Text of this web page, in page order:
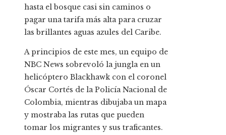
hasta el bosque casi sin caminos o
pagar una tarifa más alta para cruzar
las brillantes aguas azules del Caribe.
A principios de este mes, un equipo de
NBC News sobrevoló la jungla en un
helicóptero Blackhawk con el coronel
Óscar Cortés de la Policía Nacional de
Colombia, mientras dibujaba un mapa
y mostraba las rutas que pueden
tomar los migrantes y sus traficantes.